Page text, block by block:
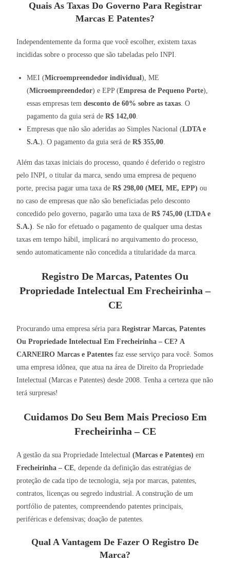
Quais As Taxas Do Governo Para Registrar
Marcas E Patentes?
Independentemente da forma que você escolher, existem taxas
incididas sobre o processo que são tabeladas pelo INPI.
MEI (Microempreendedor individual), ME
(Microempreendedor) e EPP (Empresa de Pequeno Porte),
essas empresas temdesconto de 60% sobre as taxas. O
pagamento da guia será deR$ 142,00.
Empresas que não são aderidas ao Simples Nacional (LDTA e
S.A.). O pagamento da guia será deR$ 355,00.
Além das taxas iniciais do processo, quando é deferido o registro
pelo INPI, o titular da marca, sendo uma empresa de pequeno
porte, precisa pagar uma taxa deR$ 298,00 (MEI, ME, EPP) ou
no caso de empresas que não são beneficiadas pelo desconto
concedido pelo governo, pagarão uma taxa deR$ 745,00 (LTDA e
S.A.). Se não for efetuado o pagamento de qualquer uma destas
taxas em tempo hábil, implicará no arquivamento do processo,
sendo automaticamente não concedida a titularidade da marca.
Registro De Marcas, Patentes Ou
Propriedade Intelectual Em Frecheirinha –
CE
Procurando uma empresa séria paraRegistrar Marcas, Patentes
Ou Propriedade Intelectual Em Frecheirinha – CE? A
CARNEIRO Marcas e Patentes faz esse serviço para você. Somos
uma empresa idônea, que atua na área de Direito da Propriedade
Intelectual (Marcas e Patentes) desde 2008. Tenha a certeza que não
terá surpresas!
Cuidamos Do Seu Bem Mais Precioso Em
Frecheirinha – CE
A gestão da sua Propriedade Intelectual(Marcas e Patentes) em
Frecheirinha – CE, depende da definição das estratégias de
proteção de cada tipo de tecnologia, seja por marcas, patentes,
contratos, licenças ou segredo industrial. A construção de um
portfólio de patentes, compreendendo patentes principais,
periféricas e defensivas; doação de patentes.
Qual A Vantagem De Fazer O Registro De
Marca?